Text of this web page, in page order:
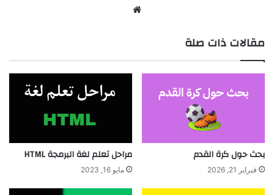
مقالات ذات صلة
بحث حول كرة القدم
فبراير 21, 2026
مراحل تعلم لغة البرمجة HTML
مايو 16, 2023